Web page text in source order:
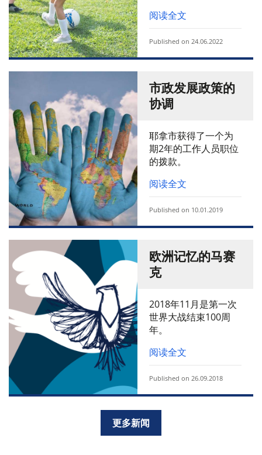
阅读全文
Published on 24.06.2022
市政发展政策的
协调
耶拿市获得了一个为
期2年的工作人员职位
的拨款。
阅读全文
Published on 10.01.2019
欧洲记忆的马赛
克
2018年11月是第一次
世界大战结束100周
年。
阅读全文
Published on 26.09.2018
更多新闻